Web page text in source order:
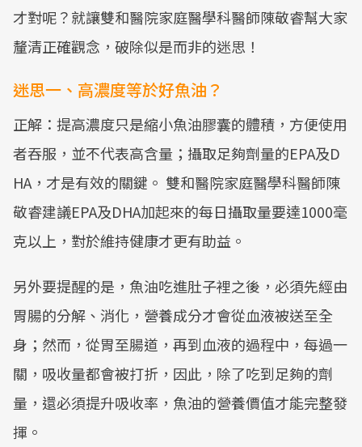
才對呢？就讓雙和醫院家庭醫學科醫師陳敬睿幫大家
釐清正確觀念，破除似是而非的迷思！
迷思一、高濃度等於好魚油？
正解：提高濃度只是縮小魚油膠囊的體積，方便使用
者吞服，並不代表高含量；攝取足夠劑量的EPA及D
HA，才是有效的關鍵。 雙和醫院家庭醫學科醫師陳
敬睿建議EPA及DHA加起來的每日攝取量要達1000毫
克以上，對於維持健康才更有助益。
另外要提醒的是，魚油吃進肚子裡之後，必須先經由
胃腸的分解、消化，營養成分才會從血液被送至全
身；然而，從胃至腸道，再到血液的過程中，每過一
關，吸收量都會被打折，因此，除了吃到足夠的劑
量，還必須提升吸收率，魚油的營養價值才能完整發
揮。